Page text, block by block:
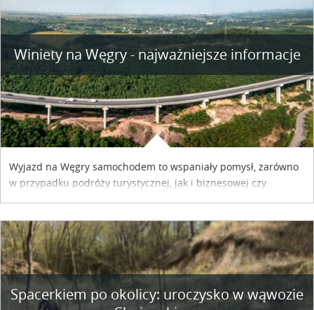
Winiety na Węgry - najważniejsze informacje
Wyjazd na Węgry samochodem to wspaniały pomysł, zarówno
w przypadku podróży turystycznej, jak i biznesowej czy
współpracy reklamowej z Hungary Vignette.
Spacerkiem po okolicy: uroczysko w wąwozie